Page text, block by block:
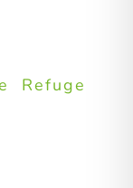
Refuge